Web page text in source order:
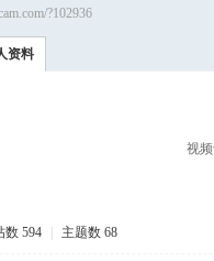
?102936
资料
视
数 594 主题数 68